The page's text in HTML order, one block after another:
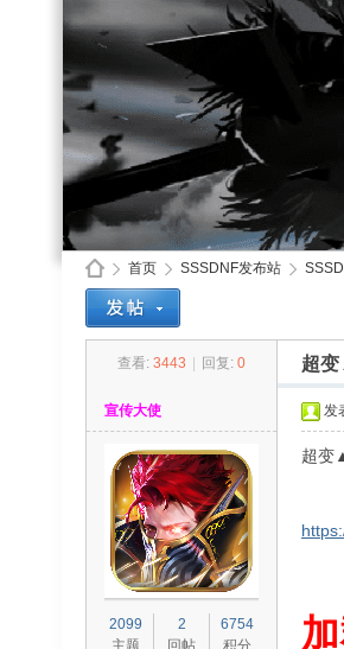
首页
›
SSSDNF发布站
查看: 3443 回复: 0 超
宣传大使
2099
主题
2
回帖
6754
积分
发
超变